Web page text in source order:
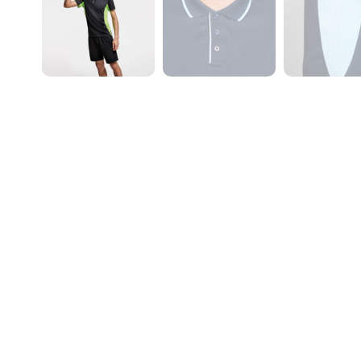
–
¿Qué no
–
Si